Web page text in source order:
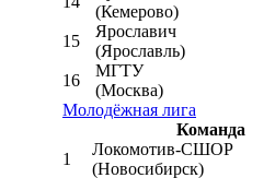
(Кемерово)
15
Ярославич
(Ярославль)
16
МГТУ
(Москва)
Молодёжная лига
Команда
1
Локомотив-CШОР
(Новосибирск)